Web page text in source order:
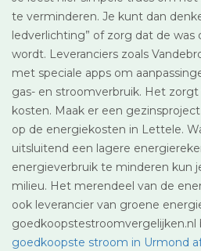
te verminderen. Je kunt dan
ledverlichting” of zorg dat de
wordt. Leveranciers zoals
met speciale apps om
gas- en stroomverbruik. Het
kosten. Maak er een
op de energiekosten in Lettele.
uitsluitend een lagere
energieverbruik te minderen kun
milieu. Het merendeel van de
ook leverancier van groene
goedkoopstestroomvergelijken.nl
goedkoopste stroom in Urmond